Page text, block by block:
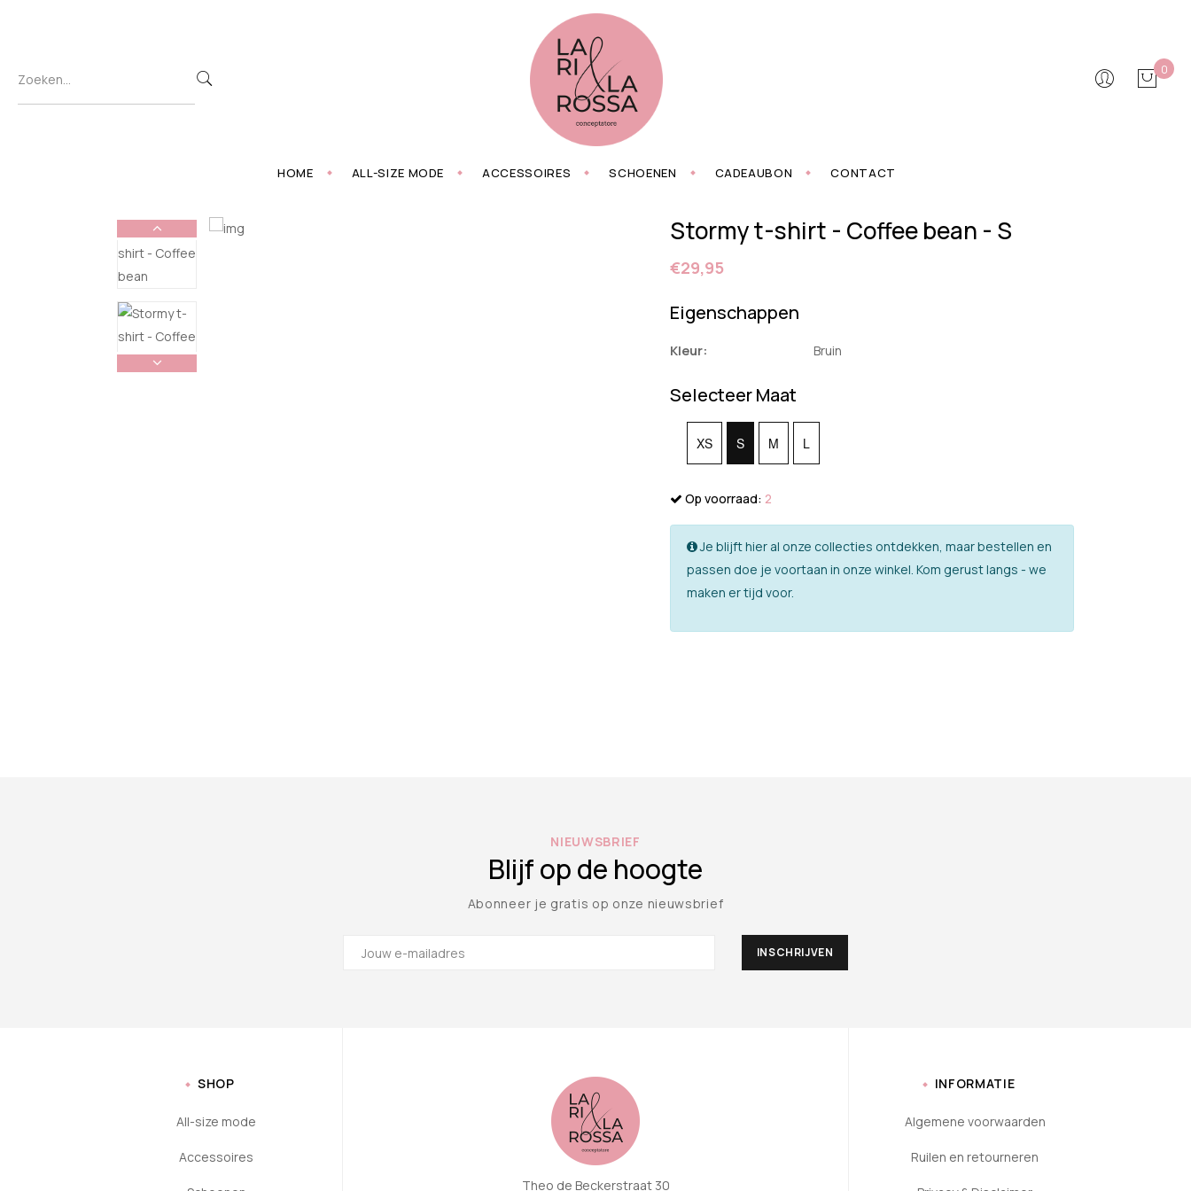
0
HOME ALL-SIZE MODE ACCESSOIRES SCHOENEN CADEAUBON CONTACT
Stormy t-shirt - Coffee bean - S
€29,95
Eigenschappen
Kleur: Bruin
Selecteer Maat
XS S M L
Op voorraad: 2
Je blijft hier al onze collecties ontdekken, maar bestellen en
passen doe je voortaan in onze winkel. Kom gerust langs - we
maken er tijd voor.
NIEUWSBRIEF
Blijf op de hoogte
Abonneer je gratis op onze nieuwsbrief
SHOP
All-size mode
Accessoires
Theo de Beckerstraat 30
INFORMATIE
Algemene voorwaarden
Ruilen en retourneren